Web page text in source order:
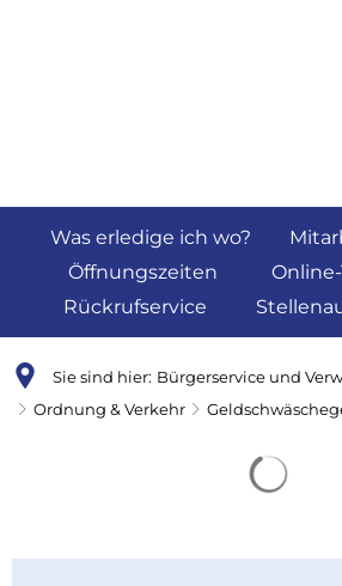
Was erledige ich wo?
Öffnungszeiten
Rückrufservice
Sie sind hier: Bürgerservice und
Ordnung & Verkehr
Geldschwäschegesetz